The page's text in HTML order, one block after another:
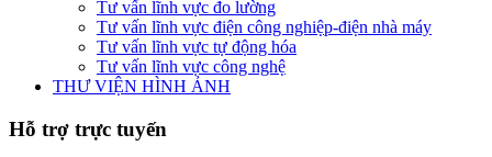
Tư vấn lĩnh vực đo lường
Tư vấn lĩnh vực điện công nghiệp-điện nhà máy
Tư vấn lĩnh vực tự động hóa
Tư vấn lĩnh vực công nghệ
THƯ VIỆN HÌNH ẢNH
Hỗ trợ trực tuyến